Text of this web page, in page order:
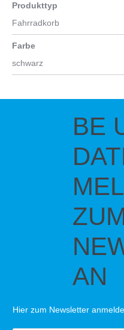
Produkttyp
Fahrradkorb
Farbe
schwarz
BE
AN
Hier zum Newsletter